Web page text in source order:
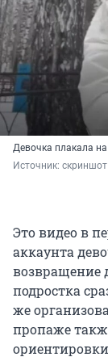
Девочка плакала
Источник:
Это видео в
аккаунта
возвращение
подростка
же
пропаже